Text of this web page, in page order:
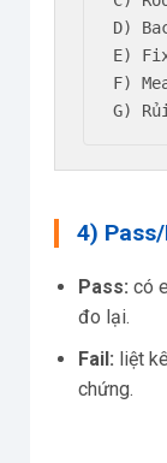
D)
E)
F)
G)
4)
Pass: có
đo lại.
Fail: liệt
chứng.